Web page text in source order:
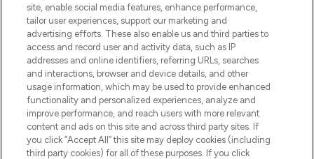
Bądź pierwszą osobą, która dowie się o
najnowszych produktach, od niszowych i
uznanych marek, sezonowych trendach i
otrzyma ekskluzywne artykuły redakcyjne
z Sunday Supplement.
Zgoda na pliki cookie
Do Not Sell or Share My Personal
Information
site, enable social media features, enhance performance,
tailor user experiences, support our marketing and
advertising efforts. These also enable us and third parties to
access and record user and activity data, such as IP
addresses and online identifiers, referring URLs, searches
and interactions, browser and device details, and other
usage information, which may be used to provide enhanced
functionality and personalized experiences, analyze and
improve performance, and reach users with more relevant
content and ads on this site and across third party sites. If
you click “Accept All” this site may deploy cookies (including
third party cookies) for all of these purposes. If you click